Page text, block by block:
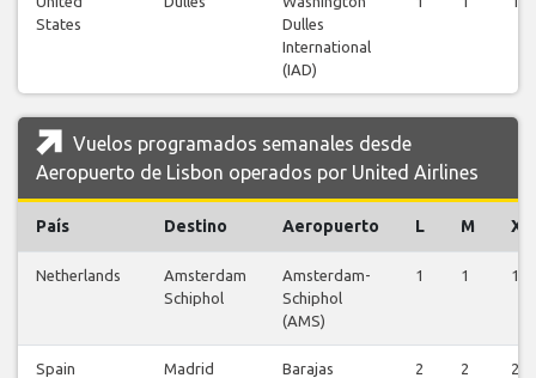
States
Dulles
International
(IAD)
Vuelos programados semanales desde
Aeropuerto de Lisbon operados por United Airlines
País Destino Aeropuerto L M X
Netherlands
Amsterdam
Schiphol
Amsterdam-
Schiphol
(AMS)
1 1 1
Spain Madrid
Barajas
2 2 2